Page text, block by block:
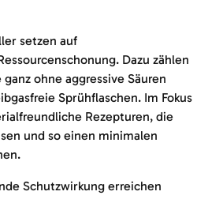
setzen auf
Dazu zählen
ohne aggressive Säuren
Sprühflaschen. Im Fokus
Rezepturen, die
und so einen minimalen
Schutzwirkung erreichen